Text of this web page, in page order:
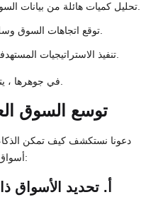
تحليل كميات هائلة من بيانات السوق للكشف عن الفرص الخفية.
توقع اتجاهات السوق وسلوك المشتري بدقة لا مثيل لها.
تنفيذ الاستراتيجيات المستهدفة التي تزيد من عائد الاستثمار.
في جوهرها ، يتحول الذكاء الاصطناعي إلى العلم.
توسع السوق
دعونا نستكشف كيف تمكن
أسواق جديدة بشكل استراتيجي وكفاءة:
أ. تحديد الأسواق